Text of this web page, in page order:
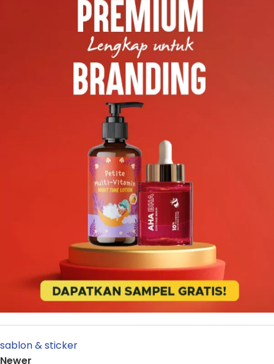
sablon & sticker
Newer